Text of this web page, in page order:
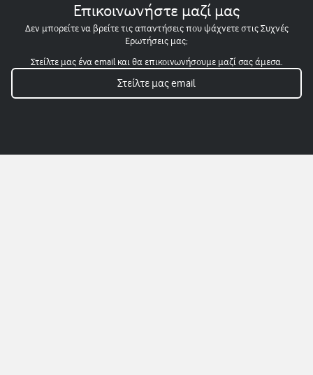
Επικοινωνήστε μαζί μας
Δεν μπορείτε να βρείτε τις απαντήσεις που ψάχνετε στις Συχνές
Ερωτήσεις μας;
Στείλτε μας ένα email και θα επικοινωνήσουμε μαζί σας άμεσα.
Στείλτε μας email